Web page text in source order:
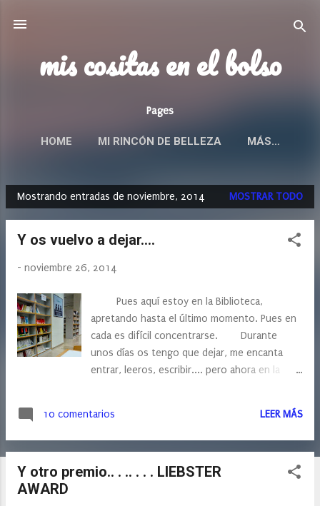
mis cositas en el bolso
Pages
HOME MI RINCÓN DE BELLEZA MÁS…
E
n
Mostrando entradas de noviembre, 2014 MOSTRAR TODO
Y os vuelvo a dejar....
- noviembre 26, 2014
Pues aquí estoy en la Biblioteca,
apretando hasta el último momento. Pues en
cada es difícil concentrarse. Durante
unos días os tengo que dejar, me encanta
entrar, leeros, escribir.... pero ahora en la
lunés ya todo volverá a la rutina, el trabajo, la
niña, el blog, internet,.... muchos posts que
tengo pendiente y algún que otro concurso,
así que.... intentaré volver con las pilas al
10 comentarios LEER MÁS
Y otro premio.. . .. . . . LIEBSTER
AWARD